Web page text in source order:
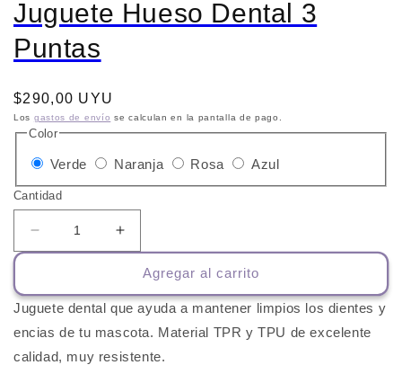
Juguete Hueso Dental 3
Puntas
Precio
habitual
$290,00 UYU
Los gastos de envío se calculan en la pantalla de pago.
Color
VerdeVariante
agotada
o
NaranjaVariante
agotada
RosaVariante
agotada
AzulVariante
agotada
Cantidad
Reducir
cantidad
Juguete
Hueso
Dental
3
Aumentar
cantidad
para
Juguete
Hueso
Dental
3
Agregar al carrito
Juguete dental que ayuda a mantener limpios los dientes y
encias de tu mascota. Material TPR y TPU de excelente
calidad, muy resistente.